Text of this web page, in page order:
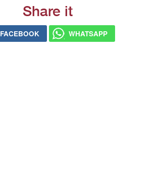
Share it
FACEBOOK WHATSAPP